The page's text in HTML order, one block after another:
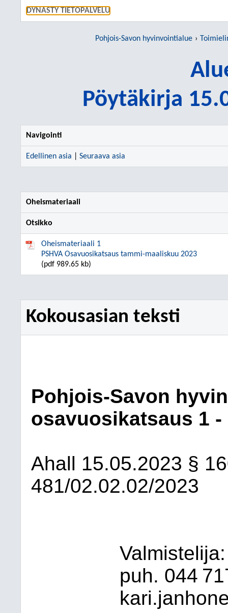
DYNASTY TIETOPALVELU
Pohjois-Savon hyvinvointialue
Pöytäkirja
Navigointi
Edellinen asia Seuraava asia
Oheismateriaali
Otsikko
Oheismateriaali 1
PSHVA Osavuosikatsaus tammi-maaliskuu 2023
(pdf 989.65 kb)
Kokousasian teksti
Pohjois-Savon
osavuosikatsaus 1 -
Ahall 15.05.2023 §
481/02.02.02/2023
puh. 044